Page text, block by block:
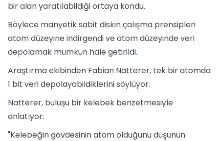
bir alan yaratılabildiği ortaya kondu.
Böylece manyetik sabit diskin çalışma prensipleri
atom düzeyine indirgendi ve atom düzeyinde veri
depolamak mümkün hale getirildi.
Araştırma ekibinden Fabian Natterer, tek bir atomda
1 bit veri depolayabildiklerini söylüyor.
Natterer, buluşu bir kelebek benzetmesiyle
anlatıyor:
"Kelebeğin gövdesinin atom olduğunu düşünün.